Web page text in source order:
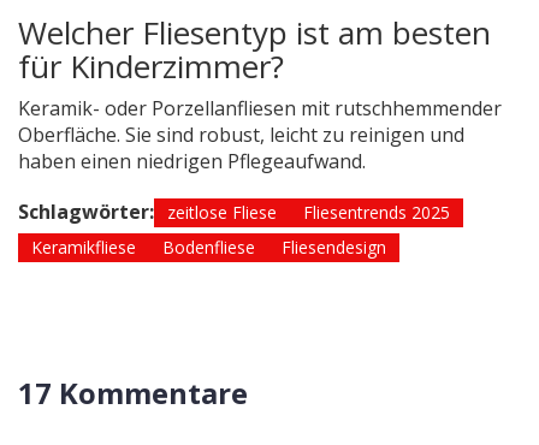
Welcher Fliesentyp ist am besten
für Kinderzimmer?
Keramik- oder Porzellanfliesen mit rutschhemmender
Oberfläche. Sie sind robust, leicht zu reinigen und
haben einen niedrigen Pflegeaufwand.
Schlagwörter:
zeitlose Fliese
Fliesentrends 2025
Keramikfliese
Bodenfliese Fliesendesign
17 Kommentare